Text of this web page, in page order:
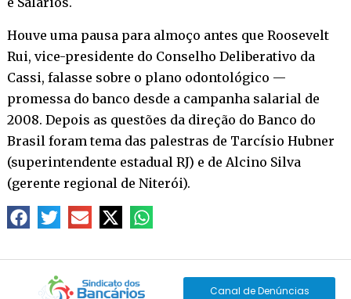
Houve uma pausa para almoço antes que Roosevelt
Rui, vice-presidente do Conselho Deliberativo da
Cassi, falasse sobre o plano odontológico —
promessa do banco desde a campanha salarial de
2008. Depois as questões da direção do Banco do
Brasil foram tema das palestras de Tarcísio Hubner
(superintendente estadual RJ) e de Alcino Silva
(gerente regional de Niterói).
Canal de Denúncias